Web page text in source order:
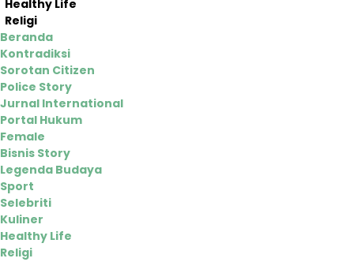
Healthy Life
Religi
Beranda
Kontradiksi
Sorotan Citizen
Police Story
Jurnal International
Portal Hukum
Female
Bisnis Story
Legenda Budaya
Sport
Selebriti
Kuliner
Healthy Life
Religi